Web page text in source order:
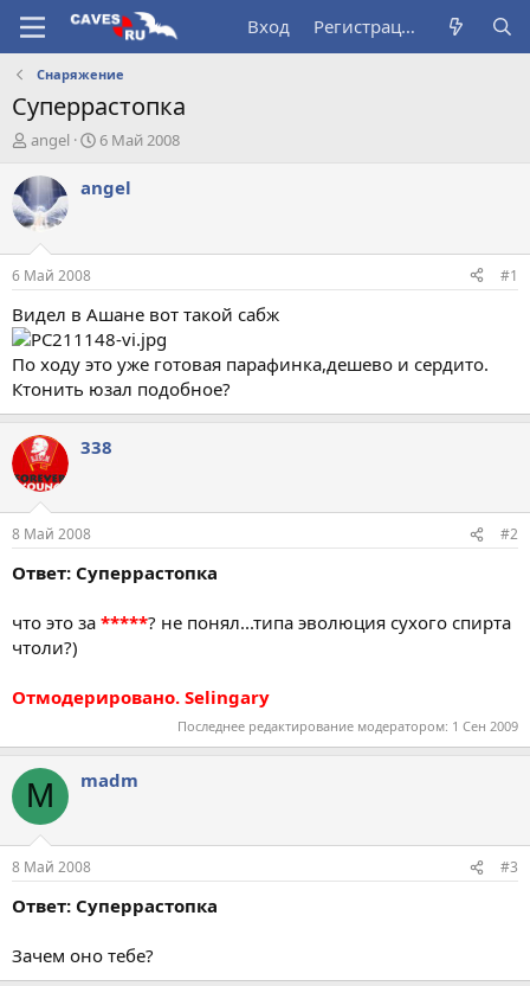
Вход Регистрация
Снаряжение
Суперрастопка
А
т
о
р
т
е
м
ы
angel
Д
т
а
а
л
а
6 Май 2008
angel
6 Май 2008 #1
Видел в Ашане вот такой сабж
По ходу это уже готовая парафинка,дешево и сердито.
Ктонить юзал подобное?
338
8 Май 2008 #2
Ответ: Суперрастопка
что это за *****? не понял...типа эволюция сухого спирта
чтоли?)
Отмодерировано. Selingary
Последнее редактирование модератором: 1 Сен 2009
M madm
8 Май 2008 #3
Ответ: Суперрастопка
Зачем оно тебе?